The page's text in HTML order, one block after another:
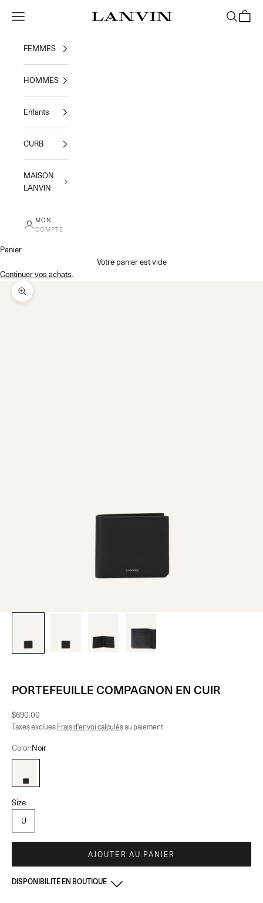
Jeanne Lanvin
Menu Recherche
Panier
FEMMES
HOMMES
Enfants
CURB
MAISON
LANVIN
MON
COMPTE
Panier
Votre panier est vide
Continuer vos achats
Zoomer sur l'image
PORTEFEUILLE COMPAGNON EN CUIR
Prix de vente
$690.00
Taxes exclues Frais d'envoi calculésau paiement
Color:Noir
Size:
U
AJOUTER AU PANIER
DISPONIBILITÉ EN BOUTIQUE